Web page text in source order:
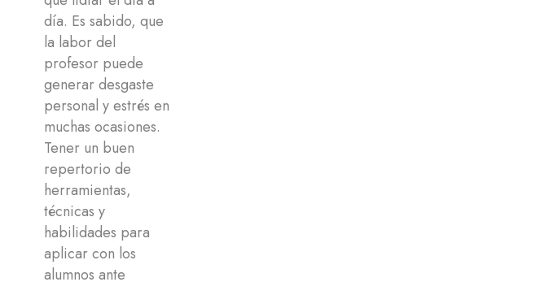
día. Es sabido, que
la labor del
profesor puede
generar desgaste
personal y estrés en
muchas ocasiones.
Tener un buen
repertorio de
herramientas,
técnicas y
habilidades para
aplicar con los
alumnos ante